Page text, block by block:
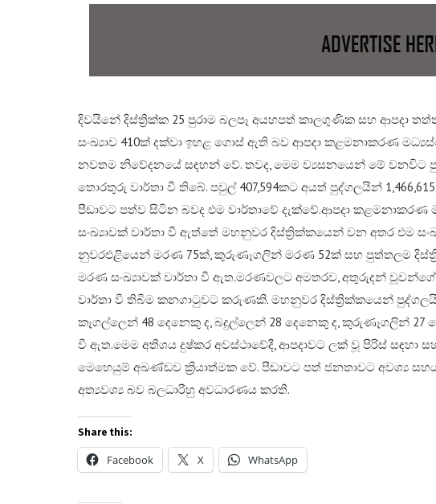
දිවයිනේ දිස්ත්‍රික්ක 25 පුරාම බලපෑ අයහපත් කාලගුණික සහ ආපදා
සංඛ්‍යාව 410ක් දක්වා ඉහළ ගොස් ඇති බව ආපදා කළමනාකරණ
නවතම නිවේදනයේ සඳහන් වේ. තවද, මෙම ව්‍යසනයෙන් මේ වනවිට
තොරතුරු වාර්තා වී තිබේ. පවුල් 407,594කට අයත් පුද්ගලයින්
පීඩාවට පත්ව සිටින බවද එම වාර්තාවේ දැක්වේ.​ආපදා
සංඛ්‍යාවක් වාර්තා වී ඇත්තේ මහනුවර දිස්ත්‍රික්කයෙන් වන අතර එම
නුවරඑළියෙන් මරණ 75ක්, කුරුණෑගලින් මරණ 52ක් සහ පුත්තලම
මරණ සංඛ්‍යාවක් වාර්තා වී ඇත.​මරණවලට අමතරව, අතුරුදන් වූවන්ගේ
වාර්තා වී තිබීම කනගාටුවට කරුණකි. මහනුවර දිස්ත්‍රික්කයෙන්
කෑගල්ලෙන් 48 දෙනෙකු ද, බදුල්ලෙන් 28 දෙනෙකු ද, කුරුණෑගලින්
වී ඇත.​මෙම අතිශය දුෂ්කර අවස්ථාවේදී, ආපදාවට ලක් වූ පිරිස්
මෙහෙයුම් අඛණ්ඩව ක්‍රියාත්මක වේ. පීඩාවට පත් ජනතාවට අවශ්‍ය
අත්‍යවශ්‍ය බව බලධාරීහු අවධාරණය කරති.
Share this:
Facebook X WhatsApp